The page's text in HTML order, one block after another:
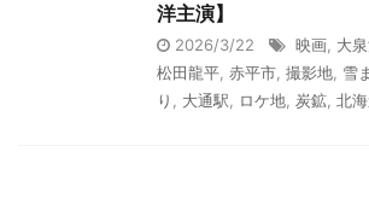
洋主演】
2026/3/22 映画, 大
松田龍平, 赤平市, 撮影地, 雪
り , 大通駅, ロケ地, 炭鉱, 北